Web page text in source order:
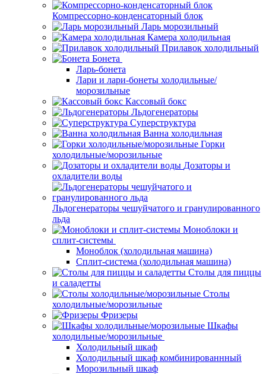
Компрессорно-конденсаторный блок
Ларь морозильный
Камера холодильная
Прилавок холодильный
Бонета
Ларь-бонета
Лари и лари-бонеты холодильные/
морозильные
Кассовый бокс
Льдогенераторы
Суперструктура
Ванна холодильная
Горки
холодильные/морозильные
Дозаторы и
охладители воды
Льдогенераторы чешуйчатого и гранулированного
льда
Моноблоки и
сплит-системы
Моноблок (холодильная машина)
Сплит-система (холодильная машина)
Столы для пиццы
и саладетты
Столы
холодильные/морозильные
Фризеры
Шкафы
холодильные/морозильные
Холодильный шкаф
Холодильный шкаф комбинированнный
Морозильный шкаф